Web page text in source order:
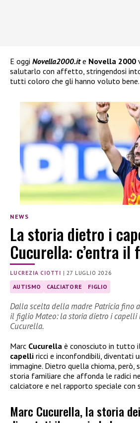
E oggi Novella2000.ite Novella 2000
salutarlo con affetto, stringendosi
tutti coloro che gli hanno voluto bene.
NEWS
La storia dietro i
Cucurella: c’entra il
LUCREZIA CIOTTI | 27 LUGLIO 2026
AUTISMO CALCIATORE FIGLIO
Dalla scelta della madre Patricia fino
il figlio Mateo: la storia dietro i capelli
Cucurella.
Marc Cucurella è conosciuto in tutto
capelli ricci e inconfondibili, diventati
immagine. Dietro quella chioma, però,
storia familiare che affonda le radici
calciatore e nel rapporto speciale con
Marc Cucurella, la storia